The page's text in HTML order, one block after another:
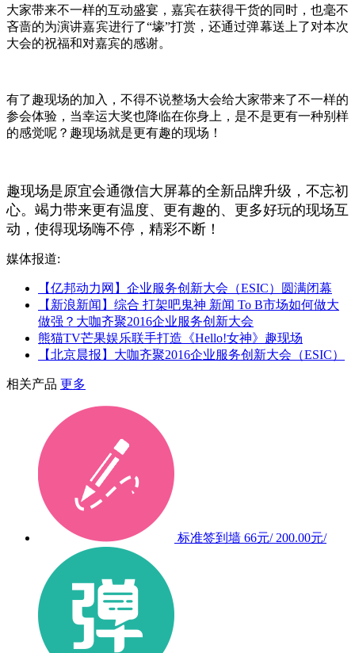
大家带来不一样的互动盛宴，嘉宾在获得干货的同时，也毫不
吝啬的为演讲嘉宾进行了“壕”打赏，还通过弹幕送上了对本次
大会的祝福和对嘉宾的感谢。
有了趣现场的加入，不得不说整场大会给大家带来了不一样的
参会体验，当幸运大奖也降临在你身上，是不是更有一种别样
的感觉呢？趣现场就是更有趣的现场！
趣现场是原宜会通微信大屏幕的全新品牌升级，不忘初
心。竭力带来更有温度、更有趣的、更多好玩的现场互
动，使得现场嗨不停，精彩不断！
媒体报道:
【亿邦动力网】企业服务创新大会（ESIC）圆满闭幕
【新浪新闻】综合 打架吧鬼神 新闻 To B市场如何做大
做强？大咖齐聚2016企业服务创新大会
熊猫TV芒果娱乐联手打造《Hello!女神》趣现场
【北京晨报】大咖齐聚2016企业服务创新大会（ESIC）
相关产品 更多
标准签到墙 66元/ 200.00元/